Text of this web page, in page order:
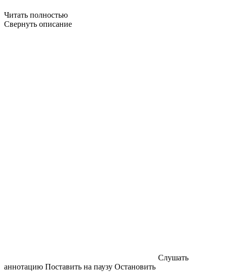
Читать полностью
Свернуть описание
Слушать
аннотацию Поставить на паузу Остановить